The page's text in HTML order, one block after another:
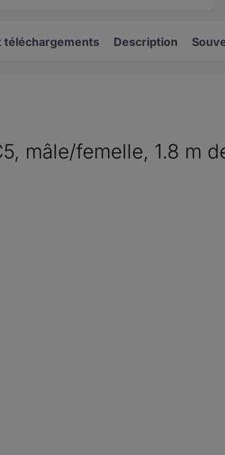
téléchargements Description
mâle/femelle, 1.8 m